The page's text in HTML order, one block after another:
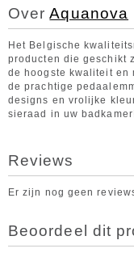
OverAquanova
Het Belgische
producten die geschikt
de hoogste kwaliteit en
de prachtige
designs en vrolijke
sieraad in uw
Reviews
Er zijn nog geen
Beoordeel dit